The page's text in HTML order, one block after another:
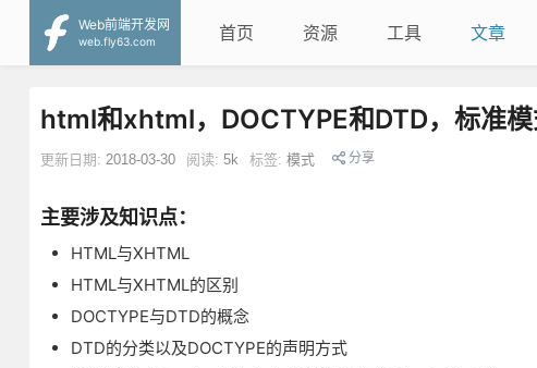
Web前端开发网
web.fly63.com
首页 资源 工具 文章
html和xhtml，DOCTYPE和DTD，标准
更新日期: 2018-03-30 阅读: 5k 标签: 模式 分享
主要涉及知识点：
HTML与XHTML
HTML与XHTML的区别
DOCTYPE与DTD的概念
DTD的分类以及DOCTYPE的声明方式